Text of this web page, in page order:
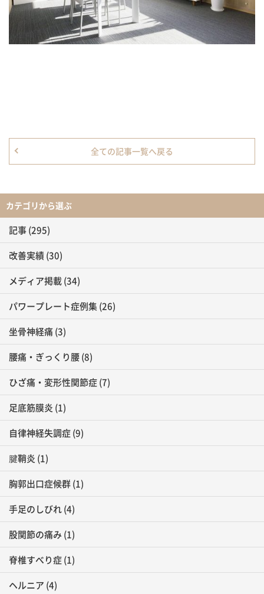
全ての記事一覧へ戻る
カテゴリから選ぶ
記事(295)
改善実績(30)
メディア掲載(34)
パワープレート症例集(26)
坐骨神経痛(3)
腰痛・ぎっくり腰(8)
ひざ痛・変形性関節症(7)
足底筋膜炎 (1)
自律神経失調症(9)
腱鞘炎 (1)
胸郭出口症候群(1)
手足のしびれ(4)
股関節の痛み (1)
脊椎すべり症(1)
ヘルニア (4)